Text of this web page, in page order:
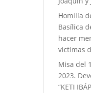
Homilía
Basílica
hacer
víctimas
Misa del
2023.
“KETI